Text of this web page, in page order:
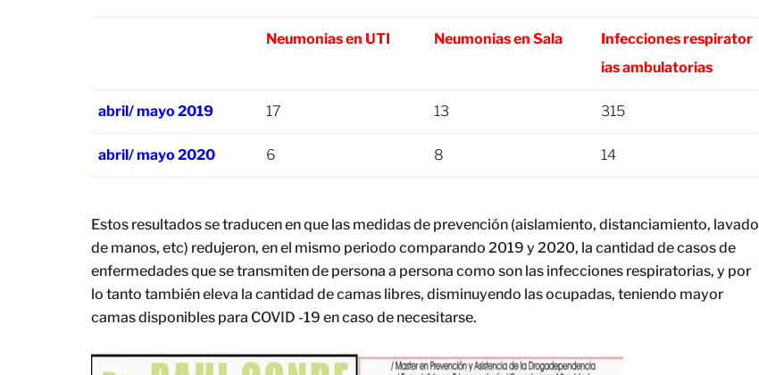
Neumonias en UTI Neumonias en Sala
Infecciones respirator
ias ambulatorias
abril/ mayo 2019 17 13 315
abril/ mayo 2020 6 8 14
Estos resultados se traducen en que las medidas de prevención (aislamiento, distanciamiento, lavado
de manos, etc) redujeron, en el mismo periodo comparando 2019 y 2020, la cantidad de casos de
enfermedades que se transmiten de persona a persona como son las infecciones respiratorias, y por
lo tanto también eleva la cantidad de camas libres, disminuyendo las ocupadas, teniendo mayor
camas disponibles para COVID -19 en caso de necesitarse.